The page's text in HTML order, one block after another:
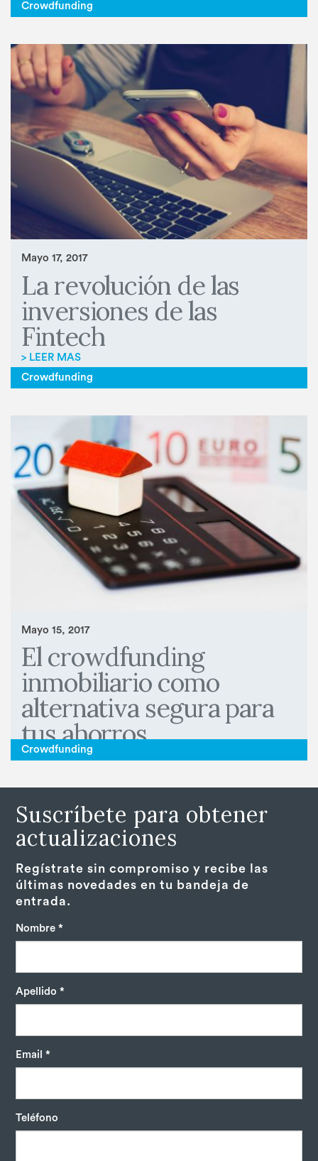
Crowdfunding
Mayo 17, 2017
La revolución de las
inversiones de las
Fintech
> LEER MAS
Crowdfunding
Mayo 15, 2017
El crowdfunding
inmobiliario como
alternativa segura para
tus ahorros
> LEER MAS
Crowdfunding
Suscríbete para obtener
actualizaciones
Regístrate sin compromiso y recibe las
últimas novedades en tu bandeja de
entrada.
Nombre *
Apellido *
Email *
Teléfono